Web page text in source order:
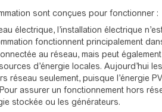
sont conçues pour fonctionner :
électrique, l’installation électrique
fonctionnent principalement
au réseau, mais peut
d’énergie locales. Aujourd’hui
réseau seulement, puisque l’énergie
assurer un fonctionnement hors
stockée ou les générateurs.